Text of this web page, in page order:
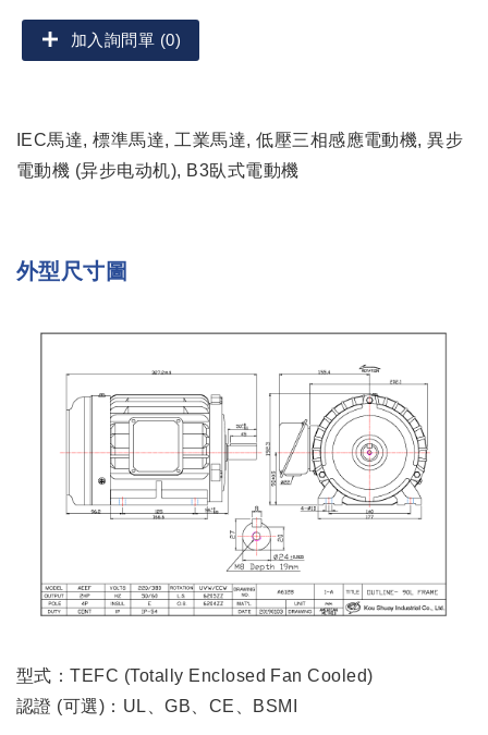
加入詢問單 (0)
IEC馬達, 標準馬達, 工業馬達, 低壓三相感應電動機, 異步
電動機 (异步电动机), B3臥式電動機
外型尺寸圖
型式：TEFC (Totally Enclosed Fan Cooled)
認證 (可選)：UL、GB、CE、BSMI